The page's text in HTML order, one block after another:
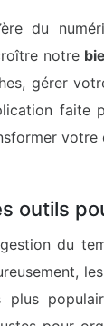
du
notre
gérer
faite
votre
outils
du
plus